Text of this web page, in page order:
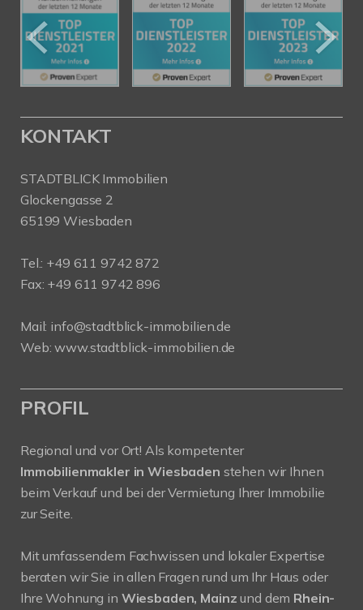
KONTAKT
STADTBLICK Immobilien
Glockengasse 2
65199 Wiesbaden
Tel.: +49 611 9742 872
Fax: +49 611 9742 896
Mail: info@stadtblick-immobilien.de
Web:www.stadtblick-immobilien.de
PROFIL
Regional und vor Ort! Als kompetenter
Immobilienmakler in Wiesbaden stehen wir Ihnen
beim Verkauf und bei der Vermietung Ihrer Immobilie
zur Seite.
Mit umfassendem Fachwissen und lokaler Expertise
beraten wir Sie in allen Fragen rund um Ihr Haus oder
Ihre Wohnung in Wiesbaden, Mainzund dem Rhein-